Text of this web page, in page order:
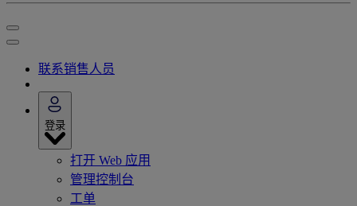
联系销售人员
登录
打开 Web 应用
管理控制台
工单